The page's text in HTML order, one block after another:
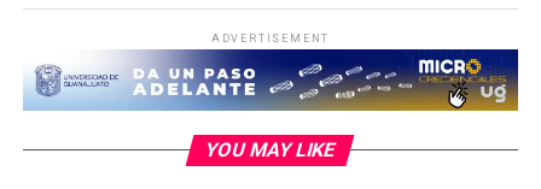
ADVERTISEMENT
YOU MAY LIKE